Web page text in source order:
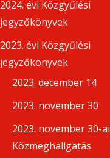
2024. évi Közgyűlési
jegyzőkönyvek
2023. évi Közgyűlési
jegyzőkönyvek
2023. december 14
2023. november 30
2023. november 30-ai
Közmeghallgatás